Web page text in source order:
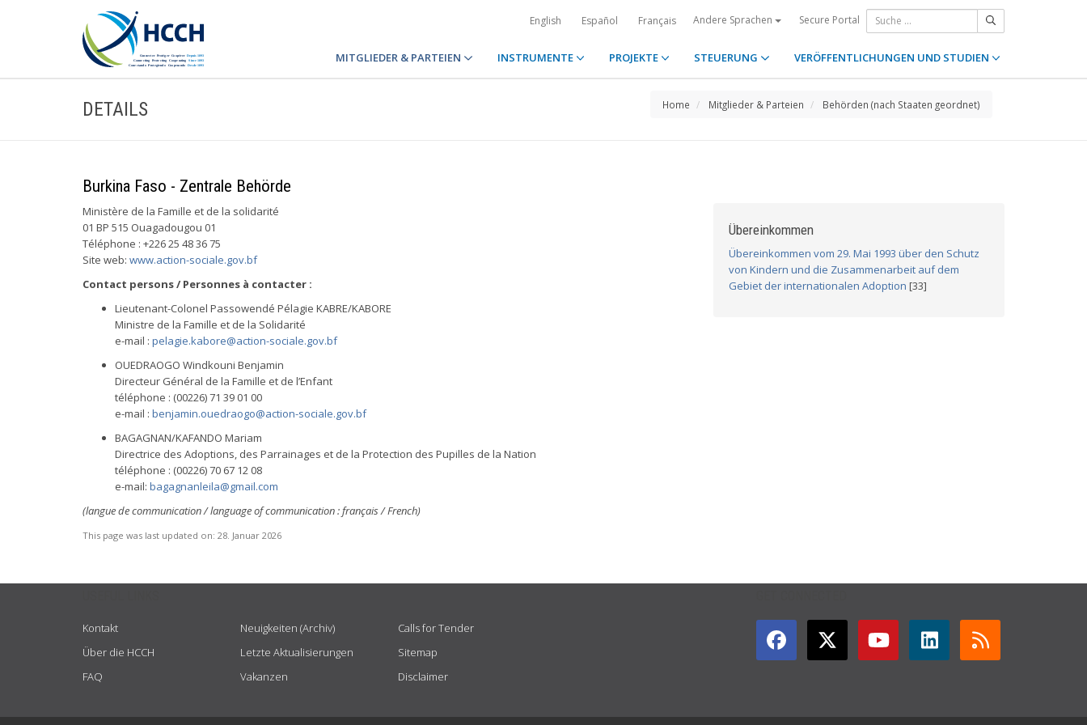
English Español Français Andere Sprachen Secure Portal
MITGLIEDER & PARTEIEN INSTRUMENTE PROJEKTE STEUERUNG VERÖFFENTLICHUNGEN UND STUDIEN
DETAILS Home Mitglieder & Parteien Behörden (nach Staaten geordnet)
Burkina Faso - Zentrale Behörde
Ministère de la Famille et de la solidarité
01 BP 515 Ouagadougou 01
Téléphone : +226 25 48 36 75
Site web: www.action-sociale.gov.bf
Contact persons / Personnes à contacter :
Lieutenant-Colonel Passowendé Pélagie KABRE/KABORE
Ministre de la Famille et de la Solidarité
e-mail : pelagie.kabore@action-sociale.gov.bf
OUEDRAOGO Windkouni Benjamin
Directeur Général de la Famille et de l’Enfant
téléphone : (00226) 71 39 01 00
e-mail : benjamin.ouedraogo@action-sociale.gov.bf
BAGAGNAN/KAFANDO Mariam
Directrice des Adoptions, des Parrainages et de la Protection des Pupilles de la Nation
téléphone : (00226) 70 67 12 08
e-mail: bagagnanleila@gmail.com
(langue de communication / language of communication : français / French)
This page was last updated on: 28. Januar 2026
Übereinkommen
Übereinkommen vom 29. Mai 1993 über den Schutz
von Kindern und die Zusammenarbeit auf dem
Gebiet der internationalen Adoption [33]
Kontakt
Über die HCCH
FAQ
Neuigkeiten (Archiv)
Letzte Aktualisierungen
Vakanzen
Calls for Tender
Sitemap
Disclaimer